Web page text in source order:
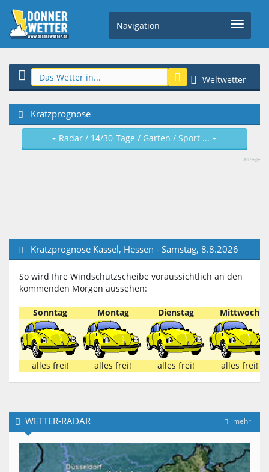
Navigation
Weltwetter
Kratzprognose
Radar / 14/30-Tage / Garten / Sport ...
Anzeige
Kratzprognose Kassel, Hessen - Samstag, 8.8.2026
So wird Ihre Windschutzscheibe voraussichtlich an den
kommenden Morgen aussehen:
Sonntag Montag Dienstag Mittwoch
alles frei! alles frei! alles frei! alles frei!
mehr
WETTER-RADAR